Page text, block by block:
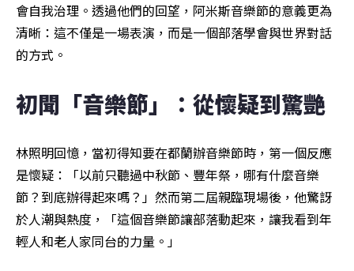
會自我治理。透過他們的回望，阿米斯音樂節的意義更為
清晰：這不僅是一場表演，而是一個部落學會與世界對話
的方式。
初聞「音樂節」：從懷疑到驚艷
林照明回憶，當初得知要在都蘭辦音樂節時，第一個反應
是懷疑：「以前只聽過中秋節、豐年祭，哪有什麼音樂
節？到底辦得起來嗎？」然而第二屆親臨現場後，他驚訝
於人潮與熱度，「這個音樂節讓部落動起來，讓我看到年
輕人和老人家同台的力量。」